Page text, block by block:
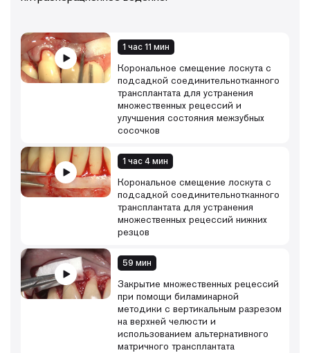
1 час 11 мин
Корональное смещение лоскута с
подсадкой соединительнотканного
трансплантата для устранения
множественных рецессий и
улучшения состояния межзубных
сосочков
1 час 4 мин
Корональное смещение лоскута с
подсадкой соединительнотканного
трансплантата для устранения
множественных рецессий нижних
резцов
59 мин
Закрытие множественных рецессий
при помощи биламинарной
методики с вертикальным разрезом
на верхней челюсти и
использованием альтернативного
матричного трансплантата